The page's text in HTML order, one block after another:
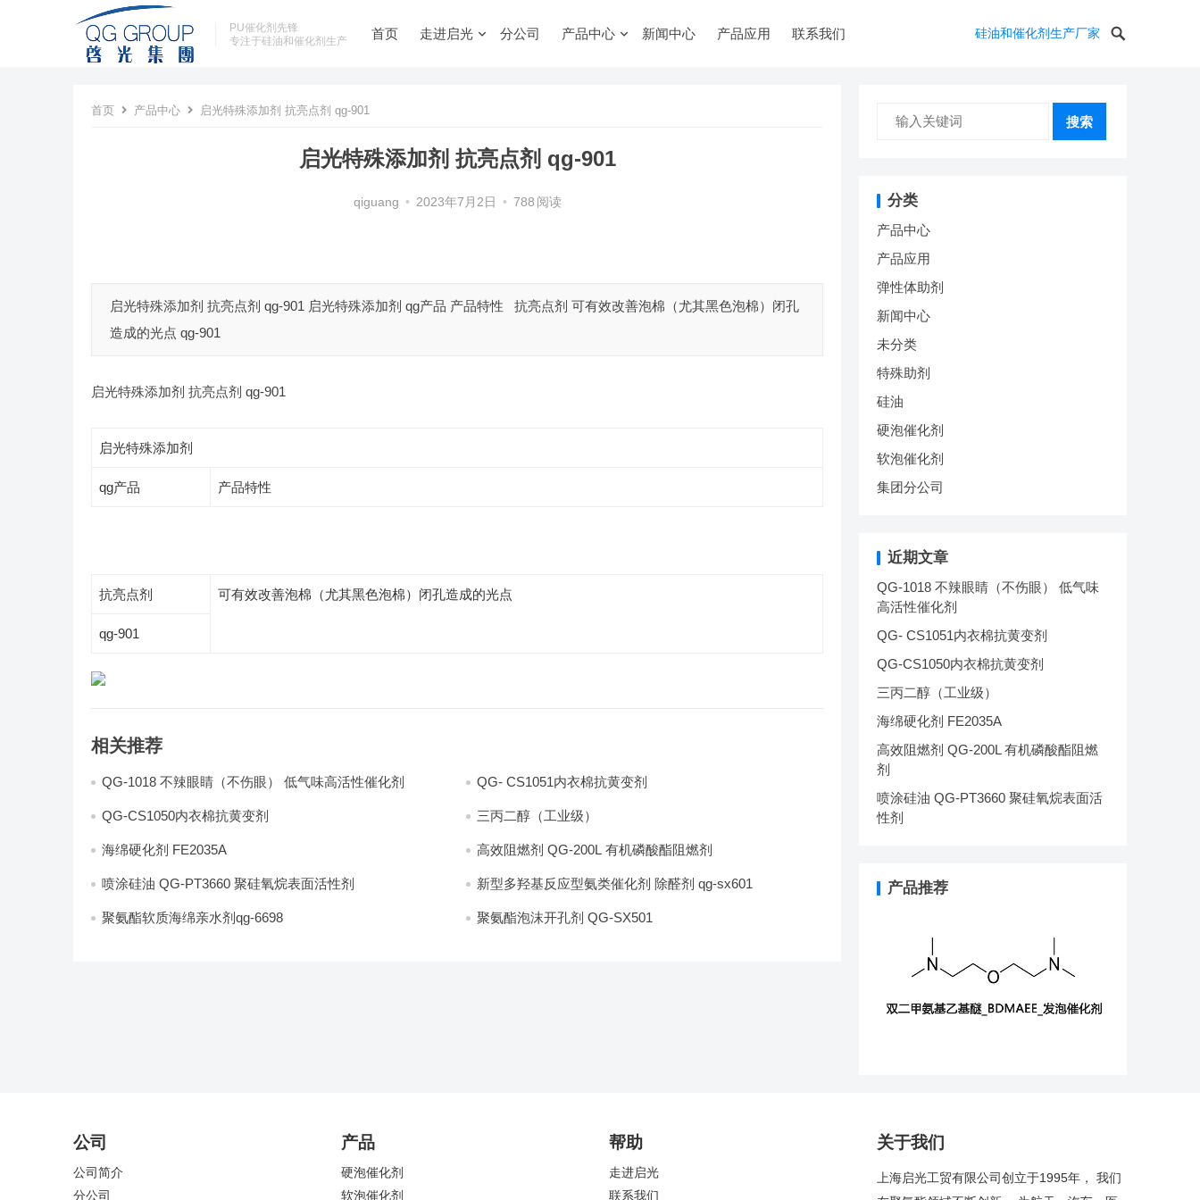
PU催化剂先锋
专注于硅油和催化剂生产
首页 走进启光 分公司 产品中心 新闻中心 产品应用 联系我们 硅油和催化剂生产厂家
首页 产品中心 启光特殊添加剂 抗亮点剂 qg-901
启光特殊添加剂 抗亮点剂 qg-901
qiguang • 2023年7月2日 • 788 阅读
启光特殊添加剂 抗亮点剂 qg-901 启光特殊添加剂 qg产品 产品特性 抗亮点剂 可有效改善泡棉（尤其黑色泡棉）闭孔
造成的光点 qg-901
启光特殊添加剂 抗亮点剂 qg-901
启光特殊添加剂
qg产品 产品特性
抗亮点剂 可有效改善泡棉（尤其黑色泡棉）闭孔造成的光点
qg-901
相关推荐
QG-1018 不辣眼睛（不伤眼） 低气味高活性催化剂 QG- CS1051内衣棉抗黄变剂
QG-CS1050内衣棉抗黄变剂 三丙二醇（工业级）
海绵硬化剂 FE2035A 高效阻燃剂 QG-200L 有机磷酸酯阻燃剂
喷涂硅油 QG-PT3660 聚硅氧烷表面活性剂 新型多羟基反应型氨类催化剂 除醛剂 qg-sx601
聚氨酯软质海绵亲水剂qg-6698 聚氨酯泡沫开孔剂 QG-SX501
搜索
分类
产品中心
产品应用
弹性体助剂
新闻中心
未分类
特殊助剂
硅油
硬泡催化剂
软泡催化剂
集团分公司
近期文章
QG-1018 不辣眼睛（不伤眼） 低气味
高活性催化剂
QG- CS1051内衣棉抗黄变剂
QG-CS1050内衣棉抗黄变剂
三丙二醇（工业级）
海绵硬化剂 FE2035A
高效阻燃剂 QG-200L 有机磷酸酯阻燃
剂
喷涂硅油 QG-PT3660 聚硅氧烷表面活
性剂
产品推荐
公司
公司简介
分公司
产品
硬泡催化剂
软泡催化剂
帮助
走进启光
联系我们
关于我们
上海启光工贸有限公司创立于1995年， 我们